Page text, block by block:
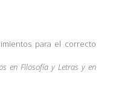
para el correcto
en Filosofía y Letras y en